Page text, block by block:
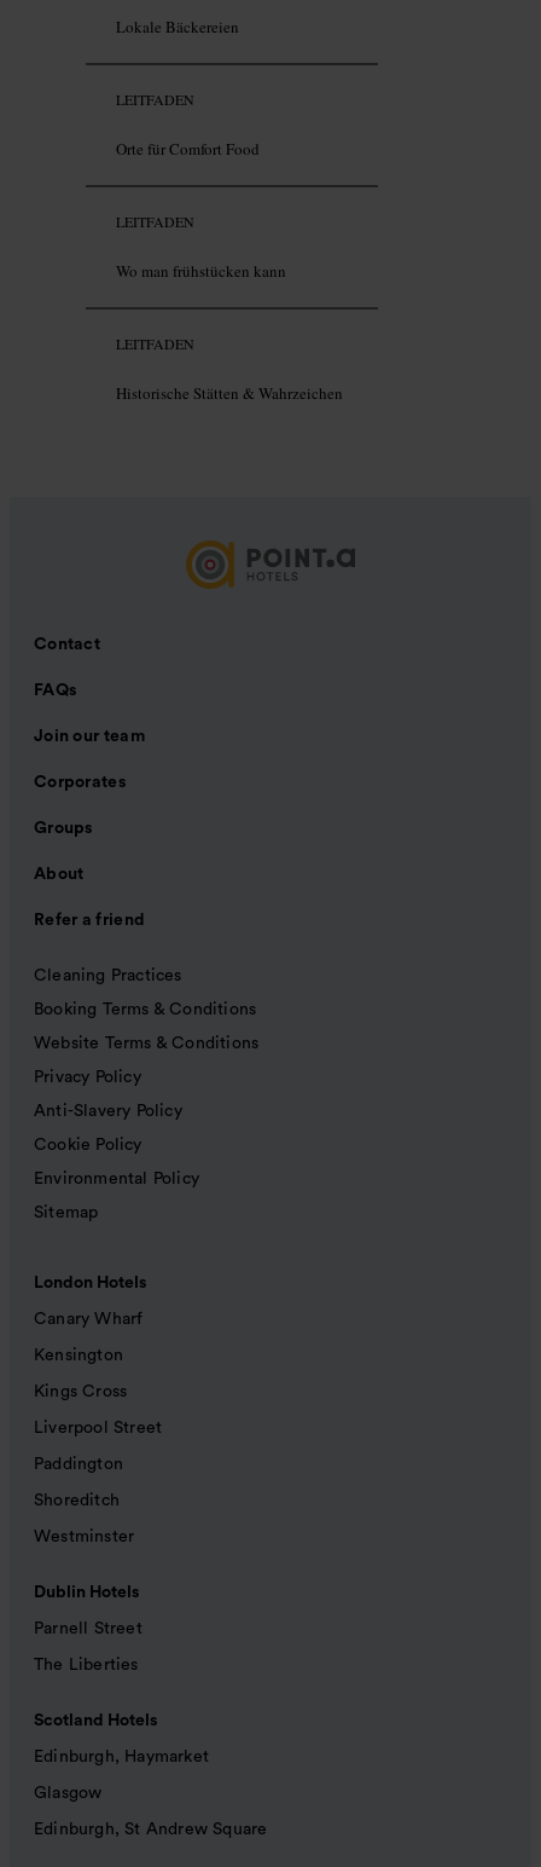
Lokale Bäckereien
LEITFADEN
Orte für Comfort Food
LEITFADEN
Wo man frühstücken kann
LEITFADEN
Historische Stätten & Wahrzeichen
Contact
FAQs
Join our team
Corporates
Groups
About
Refer a friend
Cleaning Practices
Booking Terms & Conditions
Website Terms & Conditions
Privacy Policy
Anti-Slavery Policy
Cookie Policy
Environmental Policy
Sitemap
London Hotels
Canary Wharf
Kensington
Kings Cross
Liverpool Street
Paddington
Shoreditch
Westminster
Dublin Hotels
Parnell Street
The Liberties
Scotland Hotels
Edinburgh, Haymarket
Glasgow
Edinburgh, St Andrew Square